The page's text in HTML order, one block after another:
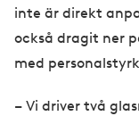
inte är direkt
också dragit ner
med
– Vi driver två